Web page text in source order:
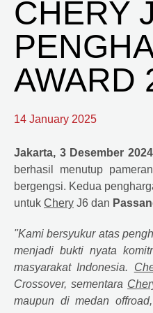
CHERY
AWARD
14 January 2025
Jakarta, 3 Desember 2024
berhasil menutup
bergengsi. Kedua
untuk Chery J6 dan
"Kami bersyukur atas
menjadi bukti nyata
masyarakat Indonesia.
Crossover, sementara
maupun di medan